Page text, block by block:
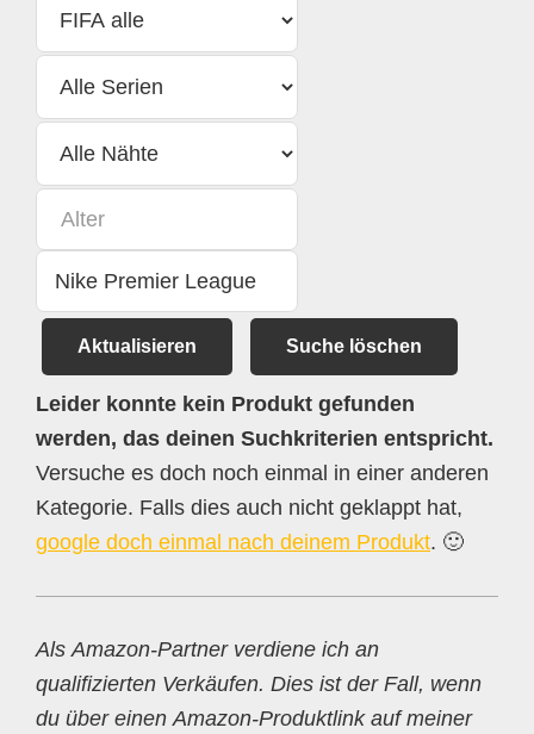
Aktualisieren Suche löschen
Leider konnte kein Produkt gefunden
werden, das deinen Suchkriterien entspricht.
Versuche es doch noch einmal in einer anderen
Kategorie. Falls dies auch nicht geklappt hat,
google doch einmal nach deinem Produkt. 🙂
Als Amazon-Partner verdiene ich an
qualifizierten Verkäufen. Dies ist der Fall, wenn
du über einen Amazon-Produktlink auf meiner